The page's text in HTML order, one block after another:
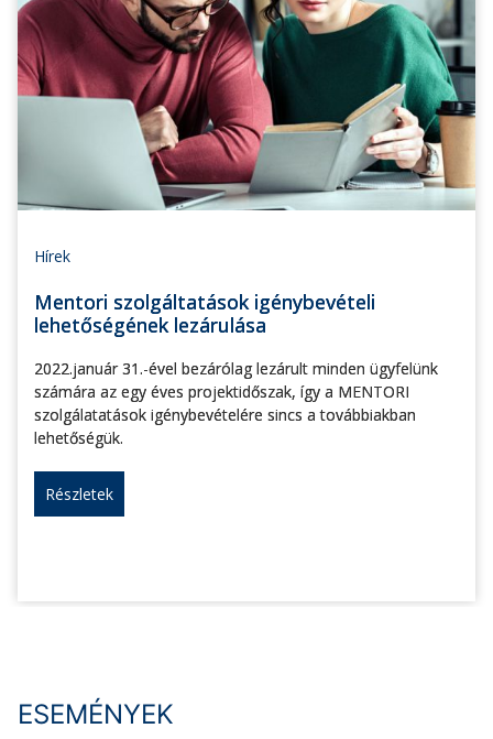
Hírek
Mentori szolgáltatások igénybevételi
lehetőségének lezárulása
2022.január 31.-ével bezárólag lezárult minden ügyfelünk
számára az egy éves projektidőszak, így a MENTORI
szolgálatatások igénybevételére sincs a továbbiakban
lehetőségük.
Részletek
ESEMÉNYEK